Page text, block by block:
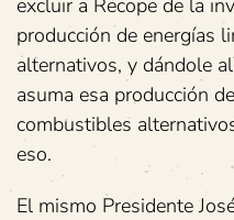
excluir a Recope de la
producción de energías
alternativos, y dándole
asuma esa producción
combustibles
eso.
El mismo Presidente